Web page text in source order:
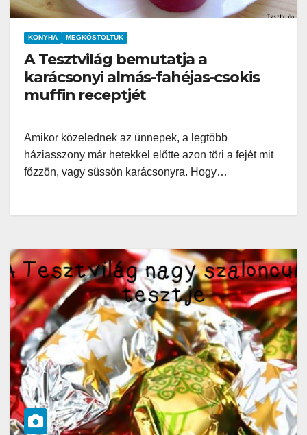
KONYHA MEGKÓSTOLTUK
A Tesztvilág bemutatja a
karácsonyi almás-fahéjas-csokis
muffin receptjét
Amikor közelednek az ünnepek, a legtöbb
háziasszony már hetekkel előtte azon töri a fejét mit
főzzön, vagy süssön karácsonyra. Hogy…